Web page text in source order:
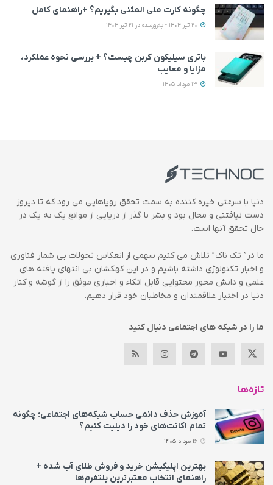
چگونه کارت ملی المثنی بگیریم؟ +راهنمای کامل
باتری سیلیکون کربن چیست؟ + بررسی نحوه عملکرد،
مزایا و معایب
دنیا با سرعتی خیره کننده به سمت تحقق رویاهایی می رود که تا دیروز
دست نیافتنی و محال بود و بشر با گذر از دریایی از موانع یک به یک در
حال تحقق آنها است.
ما در” تک ناک” تلاش می کنیم سهمی از انعکاس تحولات بی شمار فناوری
و اخبار تکنولوژی داشته باشیم و در این کهکشان بی انتهای یافته های
علمی و دانش محور محتوایی قابل اتکاء و اخباری موثق را از گوشه و کنار
دنیا در اختیار علاقمندان و مخاطبان خود قرار دهیم.
ما را در شبکه های اجتماعی دنبال کنید
تازه‌ها
آموزش حذف دائمی حساب شبکه‌های اجتماعی؛ چگونه
تمام اکانت‌های خود را دیلیت کنیم؟
بهترین اپلیکیشن خرید و فروش طلای آب شده +
راهنمای انتخاب معتبرترین پلتفرم‌ها